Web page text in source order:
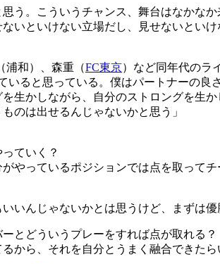
思う。こういうチャンス、舞台はなか
いといけない立場だし、見せないとい
和）、森重（FC東京）など同年代のラ
いると思っている。僕はパートナーの
生かしながら、自分のストロングを生
のは出せるんじゃないかと思う」
ていく？
がやっているポジションでは点を取って
いいんじゃないかとは思うけど、まずは
とどういうプレーをすれば点が取れる？
から、それを自分とうまく融合できたら